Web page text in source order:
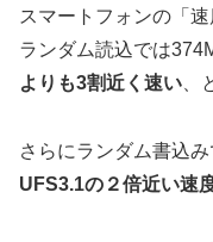
スマートフォンの「
ランダム読込では
よりも3割近く速い 、
さらにランダム書込
UFS3.1の２倍近い速